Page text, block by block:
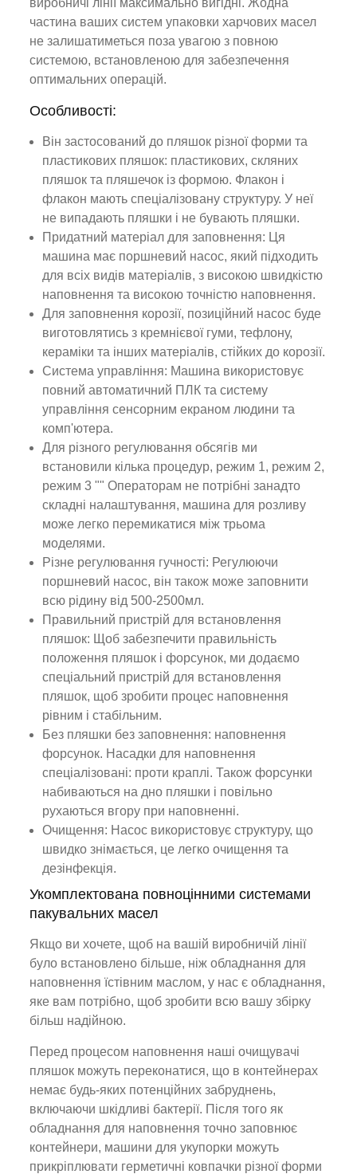
виробничі лінії максимально вигідні. Жодна
частина ваших систем упаковки харчових масел
не залишатиметься поза увагою з повною
системою, встановленою для забезпечення
оптимальних операцій.
Особливості:
Він застосований до пляшок різної форми та
пластикових пляшок: пластикових, скляних
пляшок та пляшечок із формою. Флакон і
флакон мають спеціалізовану структуру. У неї
не випадають пляшки і не бувають пляшки.
Придатний матеріал для заповнення: Ця
машина має поршневий насос, який підходить
для всіх видів матеріалів, з високою швидкістю
наповнення та високою точністю наповнення.
Для заповнення корозії, позиційний насос буде
виготовлятись з кремнієвої гуми, тефлону,
кераміки та інших матеріалів, стійких до корозії.
Система управління: Машина використовує
повний автоматичний ПЛК та систему
управління сенсорним екраном людини та
комп'ютера.
Для різного регулювання обсягів ми
встановили кілька процедур, режим 1, режим 2,
режим 3 "" Операторам не потрібні занадто
складні налаштування, машина для розливу
може легко перемикатися між трьома
моделями.
Різне регулювання гучності: Регулюючи
поршневий насос, він також може заповнити
всю рідину від 500-2500мл.
Правильний пристрій для встановлення
пляшок: Щоб забезпечити правильність
положення пляшок і форсунок, ми додаємо
спеціальний пристрій для встановлення
пляшок, щоб зробити процес наповнення
рівним і стабільним.
Без пляшки без заповнення: наповнення
форсунок. Насадки для наповнення
спеціалізовані: проти краплі. Також форсунки
набиваються на дно пляшки і повільно
рухаються вгору при наповненні.
Очищення: Насос використовує структуру, що
швидко знімається, це легко очищення та
дезінфекція.
Укомплектована повноцінними системами
пакувальних масел
Якщо ви хочете, щоб на вашій виробничій лінії
було встановлено більше, ніж обладнання для
наповнення їстівним маслом, у нас є обладнання,
яке вам потрібно, щоб зробити всю вашу збірку
більш надійною.
Перед процесом наповнення наші очищувачі
пляшок можуть переконатися, що в контейнерах
немає будь-яких потенційних забруднень,
включаючи шкідливі бактерії. Після того як
обладнання для наповнення точно заповнює
контейнери, машини для укупорки можуть
прикріплювати герметичні ковпачки різної форми